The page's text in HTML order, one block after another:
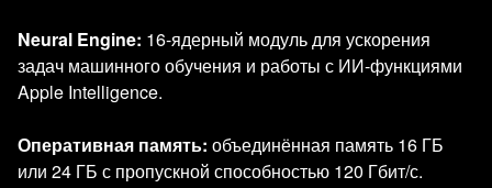
Neural Engine: 16‑ядерный модуль для ускорения
задач машинного обучения и работы с ИИ‑функциями
Apple Intelligence.
Оперативная память: объединённая память 16 ГБ
или 24 ГБ с пропускной способностью 120 Гбит/с.